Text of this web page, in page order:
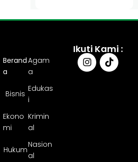
Berand
a
Agam
a
Bisnis
Edukas
i
Ekono
mi
Krimin
al
Hukum
Nasion
al
Ikuti Kami :